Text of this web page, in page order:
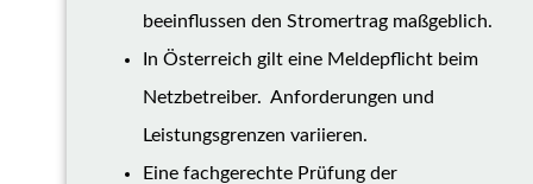
beeinflussen den Stromertrag maßgeblich.
In Österreich gilt eine Meldepflicht beim
Netzbetreiber. Anforderungen und
Leistungsgrenzen variieren.
Eine fachgerechte Prüfung der